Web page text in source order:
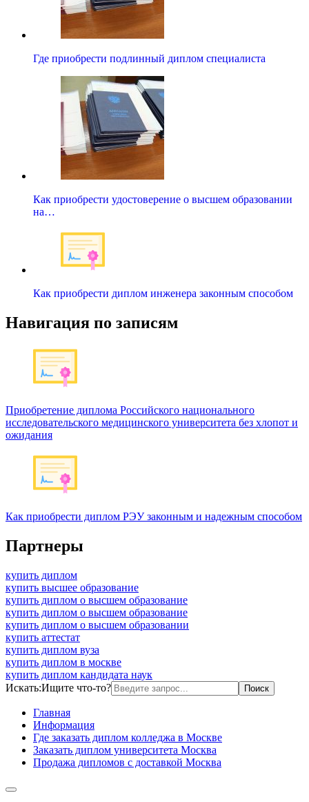
Где приобрести подлинный диплом специалиста
Как приобрести удостоверение о высшем образовании
на…
Как приобрести диплом инженера законным способом
Навигация по записям
Приобретение диплома Российского национального
исследовательского медицинского университета без хлопот и
ожидания
Как приобрести диплом РЭУ законным и надежным способом
Партнеры
купить диплом
купить высшее образование
купить диплом о высшем образование
купить диплом о высшем образование
купить диплом о высшем образовании
купить аттестат
купить диплом вуза
купить диплом в москве
купить диплом кандидата наук
Искать:Ищите что-то?
Главная
Информация
Где заказать диплом колледжа в Москве
Заказать диплом университета Москва
Продажа дипломов с доставкой Москва